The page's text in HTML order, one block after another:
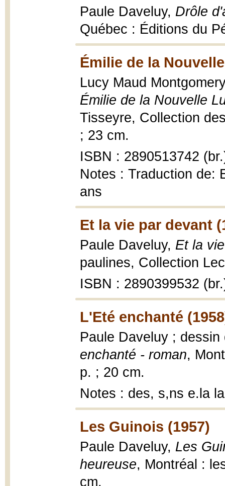
Paule Daveluy, Drôle
Québec : Éditions du
Émilie de la
Lucy Maud
Émilie de la Nouvelle
Tisseyre, Collection
; 23 cm.
ISBN : 2890513742
Notes : Traduction de:
ans
Et la vie par devant
Paule Daveluy, Et la
paulines, Collection
ISBN : 2890399532
L'Eté enchanté
Paule Daveluy ;
enchanté - roman,
p. ; 20 cm.
Notes : des, s,ns e.la
Les Guinois (1957)
Paule Daveluy, Les
heureuse, Montréal :
cm.